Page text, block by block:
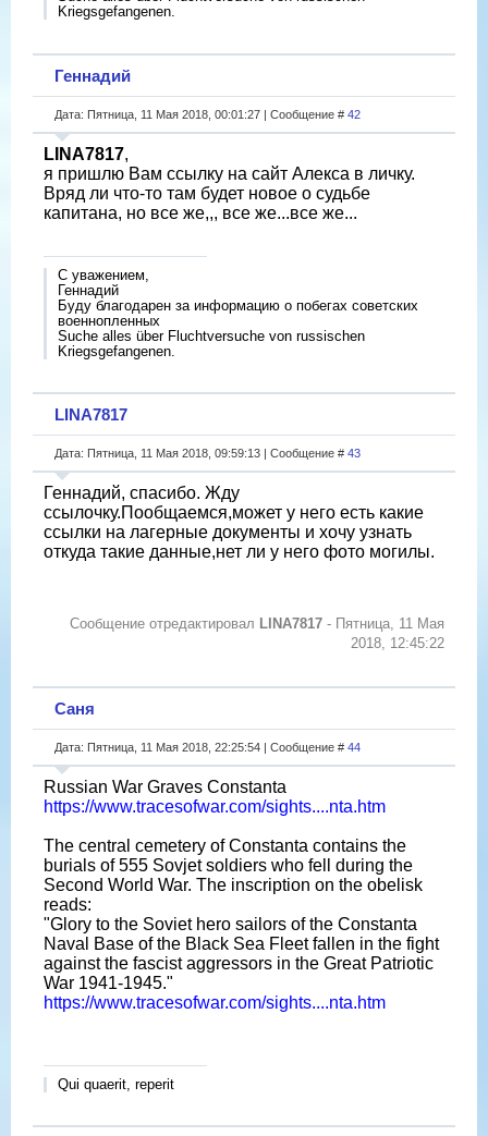
Kriegsgefangenen.
Геннадий
Дата: Пятница, 11 Мая 2018, 00:01:27 | Сообщение # 42
LINA7817,
я пришлю Вам ссылку на сайт Алекса в личку.
Вряд ли что-то там будет новое о судьбе
капитана, но все же,,, все же...все же...
С уважением,
Геннадий
Буду благодарен за информацию о побегах советских
военнопленных
Suche alles über Fluchtversuche von russischen
Kriegsgefangenen.
LINA7817
Дата: Пятница, 11 Мая 2018, 09:59:13 | Сообщение # 43
Геннадий, спасибо. Жду
ссылочку.Пообщаемся,может у него есть какие
ссылки на лагерные документы и хочу узнать
откуда такие данные,нет ли у него фото могилы.
Сообщение отредактировал LINA7817 - Пятница, 11 Мая
2018, 12:45:22
Саня
Дата: Пятница, 11 Мая 2018, 22:25:54 | Сообщение # 44
Russian War Graves Constanta
https://www.tracesofwar.com/sights....nta.htm
The central cemetery of Constanta contains the
burials of 555 Sovjet soldiers who fell during the
Second World War. The inscription on the obelisk
reads:
"Glory to the Soviet hero sailors of the Constanta
Naval Base of the Black Sea Fleet fallen in the fight
against the fascist aggressors in the Great Patriotic
War 1941-1945."
https://www.tracesofwar.com/sights....nta.htm
Qui quaerit, reperit